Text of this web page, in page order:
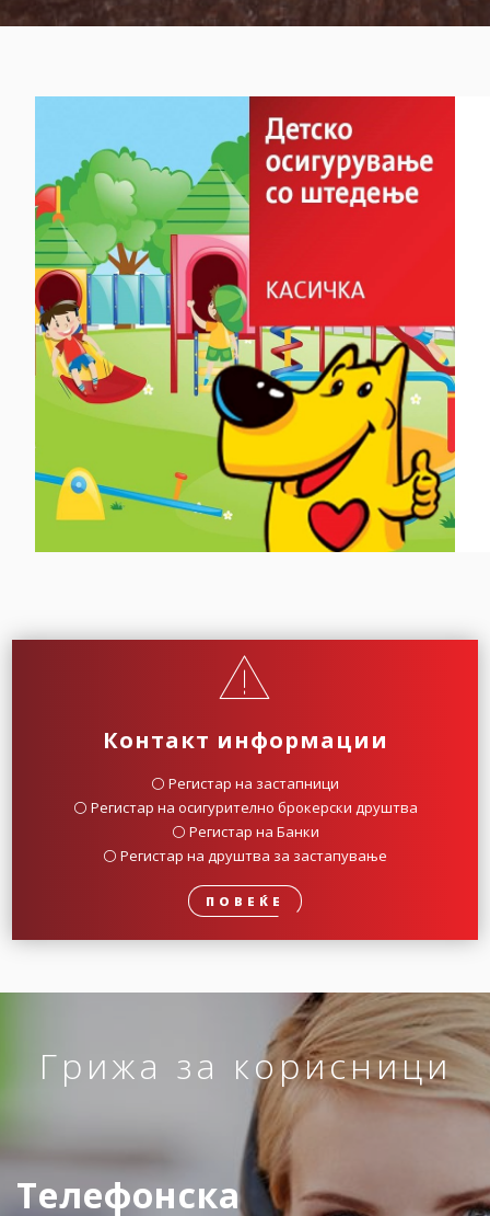
Контакт информации
⚪️ Регистар на застапници
⚪️ Регистар на осигурително брокерски друштва
⚪️ Регистар на Банки
⚪️ Регистар на друштва за застапување
ПОВЕЌЕ
Грижа за корисници
Телефонска